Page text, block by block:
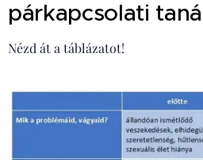
párkapcsolati
Nézd át a táblázatot!